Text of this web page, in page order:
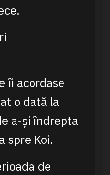
îi acordase
o dată la
a-și îndrepta
spre Koi.
de